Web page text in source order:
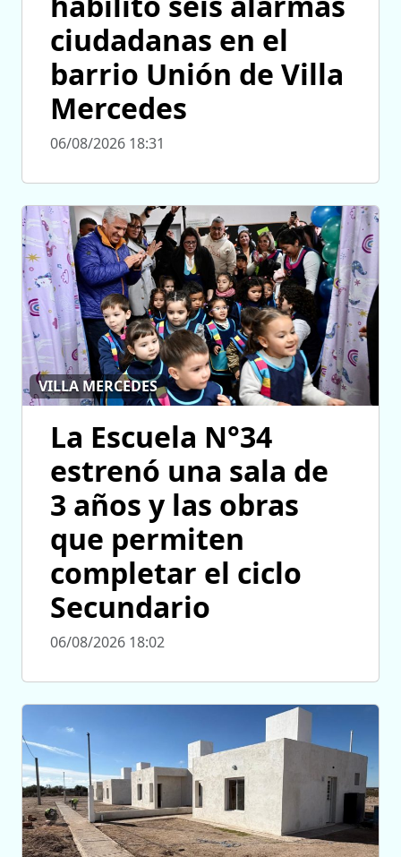
ciudadanas en el
barrio Unión de Villa
Mercedes
06/08/2026 18:31
VILLA MERCEDES
La Escuela N°34
estrenó una sala de
3 años y las obras
que permiten
completar el ciclo
Secundario
06/08/2026 18:02